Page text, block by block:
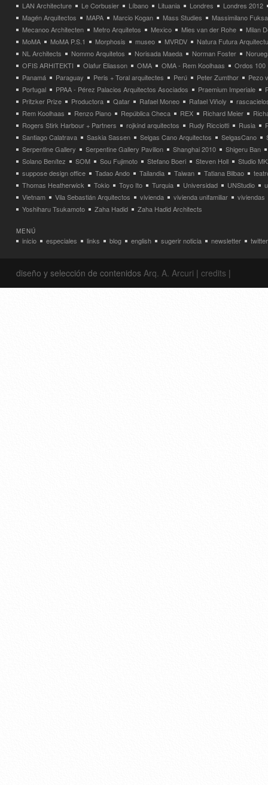
LAN Architecture
Le Corbusier Líbano Lituania Londres
Londres 2012
Magén Arquitectos
MAPA Marcio Kogan Mass Studies
Massimilano
Mecanoo Architecten
Metro Arquitetos Mexico Mies van der Rohe
Milan
MoMA
MoMA P.S.1 Morphosis museo MVRDV
Natura Futura
NL Architects
Nommo Arquitetos Norisada Maeda Norman Foster
OFIS ARHITEKTI
Olafur Eliasson OMA OMA - Rem Koolhaas
Ordos 100
Panamá
Paraguay Peris + Toral arquitectes Perú Peter Zumthor
Pezo
Portugal
PPAA - Pérez Palacios Arquitectos Asociados Praemium Imperiale
Pritzker Prize
Productora Qatar Rafael Moneo Rafael Viñoly
Rem Koolhaas
Renzo Piano República Checa REX Richard Meier
Rogers Stirk Harbour + Partners
rojkind arquitectos Rudy Ricciotti Rusia
Santiago Calatrava
Saskia Sassen Selgas Cano Arquitectos SelgasCano
Serpentine Gallery
Serpentine Gallery Pavilion Shanghai 2010
Shigeru Ban
Solano Benítez
SOM Sou Fujimoto Stefano Boeri Steven Holl
Studio
suppose design office
Tadao Ando Tailandia Taiwan Tatiana Bilbao
Thomas Heatherwick
Tokio Toyo Ito Turquia Universidad UNStudio
Vietnam
Vila Sebastián Arquitectos vivienda vivienda unifamiliar
viviendas
Yoshiharu Tsukamoto
Zaha Hadid Zaha Hadid Architects
MENÚ
inicio especiales links blog english sugerir noticia newsletter twitter
diseño y selección de contenidos Arq. A. Arcuri | credits |